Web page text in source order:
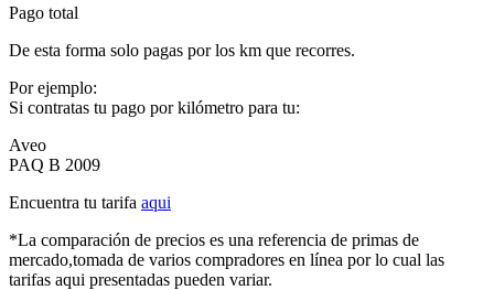
Pago total
De esta forma solo pagas por los km que recorres.
Por ejemplo:
Si contratas tu pago por kilómetro para tu:
Aveo
PAQ B 2009
Encuentra tu tarifa aqui
*La comparación de precios es una referencia de primas de
mercado,tomada de varios compradores en línea por lo cual las
tarifas aqui presentadas pueden variar.